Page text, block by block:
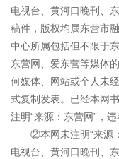
电视台、黄河口晚刊、
稿件，版权均属东营市
中心所属包括但不限于
东营网、爱东营等媒体
何媒体、网站或个人未
式复制发表。已经本网
注明“来源：东营网”，
②本网未注明“来源
电视台、黄河口晚刊、